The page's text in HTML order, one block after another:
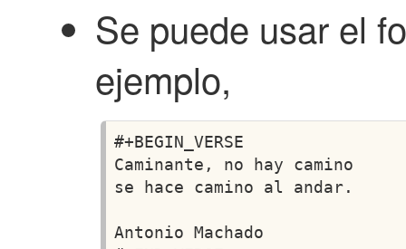
Se puede usar el
ejemplo,
Caminante, no hay camino
se hace camino al andar.
Antonio Machado